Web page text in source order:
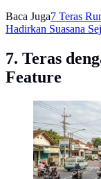
Baca Juga7 Teras
Hadirkan Suasana
7. Teras
Feature